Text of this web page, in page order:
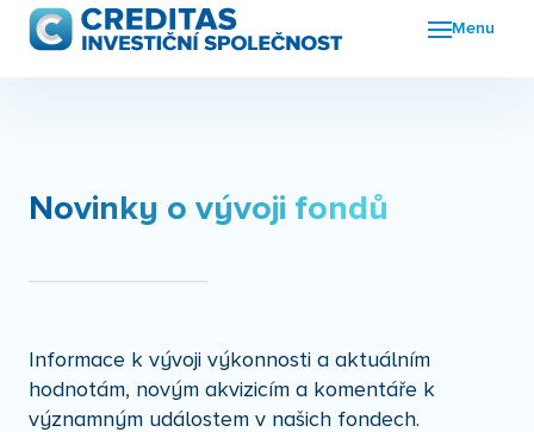
Menu
Novinky o vývoji fondů
Informace k vývoji výkonnosti a aktuálním
hodnotám, novým akvizicím a komentáře k
významným událostem v našich fondech.